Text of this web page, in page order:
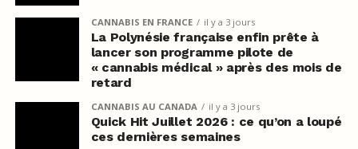
CANNABIS EN FRANCE il y a 3 jours
La Polynésie française enfin prête à
lancer son programme pilote de
« cannabis médical » après des mois de
retard
CANNABIS AU CANADA il y a 3 jours
Quick Hit Juillet 2026 : ce qu’on a loupé
ces dernières semaines